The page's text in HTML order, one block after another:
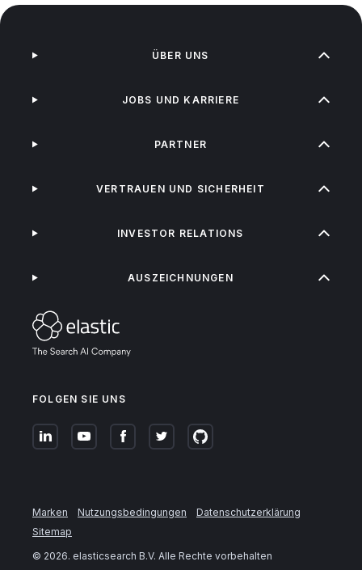
FOLGEN SIE UNS
ÜBER UNS
JOBS UND KARRIERE
PARTNER
VERTRAUEN UND SICHERHEIT
INVESTOR RELATIONS
AUSZEICHNUNGEN
Marken Nutzungsbedingungen
Datenschutzerklärung
Sitemap
© 2026. elasticsearch B.V. Alle Rechte vorbehalten